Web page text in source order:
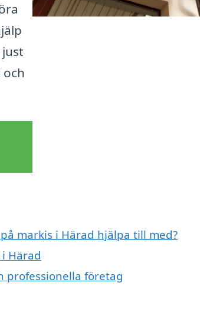
markis i Härad hjälpa till med?
Härad
professionella företag